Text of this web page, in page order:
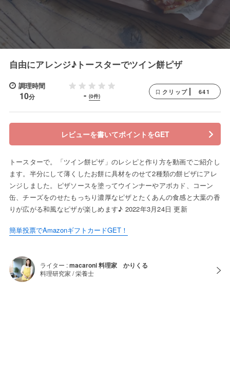
自由にアレンジ♪トースターでツイン餅ピザ
調理時間
10分 - (0件)
クリップ 641
レビューを書いてポイントをGET
トースターで。「ツイン餅ピザ」のレシピと作り方を動画でご紹介し
ます。半分にして薄くしたお餅に具材をのせて2種類の餅ピザにアレ
ンジしました。ピザソースを塗ってウインナーやアボカド、コーン
缶、チーズをのせたもっちり濃厚なピザとたくあんの食感と大葉の香
りが広がる和風なピザが楽しめます♪ 2022年3月24日 更新
簡単投票でAmazonギフトカードGET！
ライター :macaroni 料理家 かりくる
料理研究家 / 栄養士